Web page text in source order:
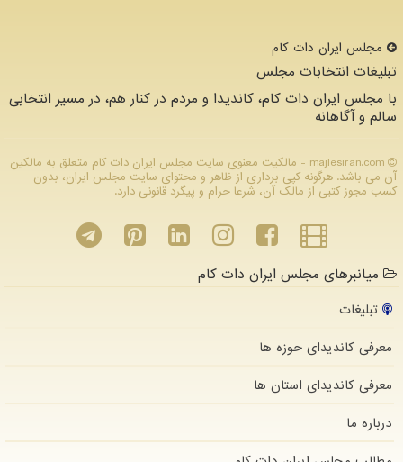
مجلس ایران دات كام
تبلیغات انتخابات مجلس
با مجلس ایران دات کام، کاندیدا و مردم در کنار هم، در مسیر انتخابی
سالم و آگاهانه
majlesiran.com - مالکیت معنوی سایت مجلس ایران دات كام متعلق به مالکین
آن می باشد. هرگونه کپی برداری از ظاهر و محتوای سایت مجلس ایران، بدون
کسب مجوز کتبی از مالک آن، شرعا حرام و پیگرد قانونی دارد.
میانبرهای مجلس ایران دات کام
تبلیغات
معرفی کاندیدای حوزه ها
معرفی کاندیدای استان ها
درباره ما